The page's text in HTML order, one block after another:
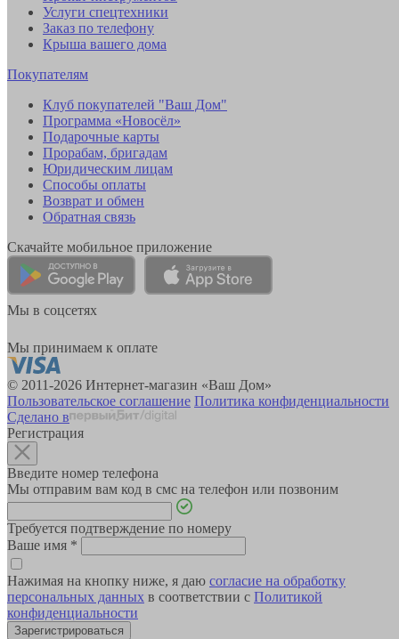
Услуги спецтехники
Заказ по телефону
Крыша вашего дома
Покупателям
Клуб покупателей "Ваш Дом"
Программа «Новосёл»
Подарочные карты
Прорабам, бригадам
Юридическим лицам
Способы оплаты
Возврат и обмен
Обратная связь
Скачайте мобильное приложение
Мы в соцсетях
Мы принимаем к оплате
© 2011-2026 Интернет-магазин «Ваш Дом»
Пользовательское соглашение Политика конфиденциальности
Сделано в
Регистрация
Введите номер телефона
Мы отправим вам код в смс на телефон или позвоним
Требуется подтверждение по номеру
Ваше имя *
Нажимая на кнопку ниже, я даю согласие на обработку
персональных данных в соответствии с Политикой
конфиденциальности
Зарегистрироваться